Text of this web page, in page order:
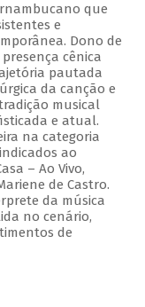
que
e
Dono de
cênica
pautada
da canção e
musical
e atual.
na categoria
ao
– Ao Vivo,
de Castro.
da música
no cenário,
de